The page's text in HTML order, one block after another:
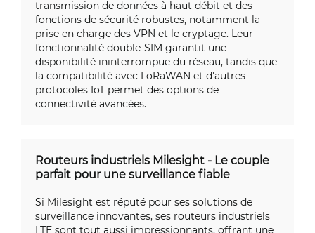
transmission de données à haut débit et des
fonctions de sécurité robustes, notamment la
prise en charge des VPN et le cryptage. Leur
fonctionnalité double-SIM garantit une
disponibilité ininterrompue du réseau, tandis que
la compatibilité avec LoRaWAN et d'autres
protocoles IoT permet des options de
connectivité avancées.
Routeurs industriels Milesight - Le couple
parfait pour une surveillance fiable
Si Milesight est réputé pour ses solutions de
surveillance innovantes, ses routeurs industriels
LTE sont tout aussi impressionnants, offrant une